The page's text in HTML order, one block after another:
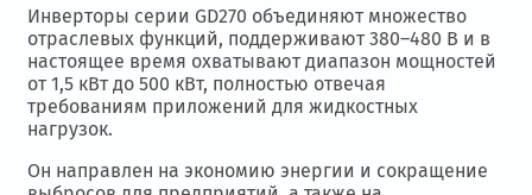
Инверторы серии GD270 объединяют множество
отраслевых функций, поддерживают 380–480 В и в
настоящее время охватывают диапазон мощностей
от 1,5 кВт до 500 кВт, полностью отвечая
требованиям приложений для жидкостных
нагрузок.
Он направлен на экономию энергии и сокращение